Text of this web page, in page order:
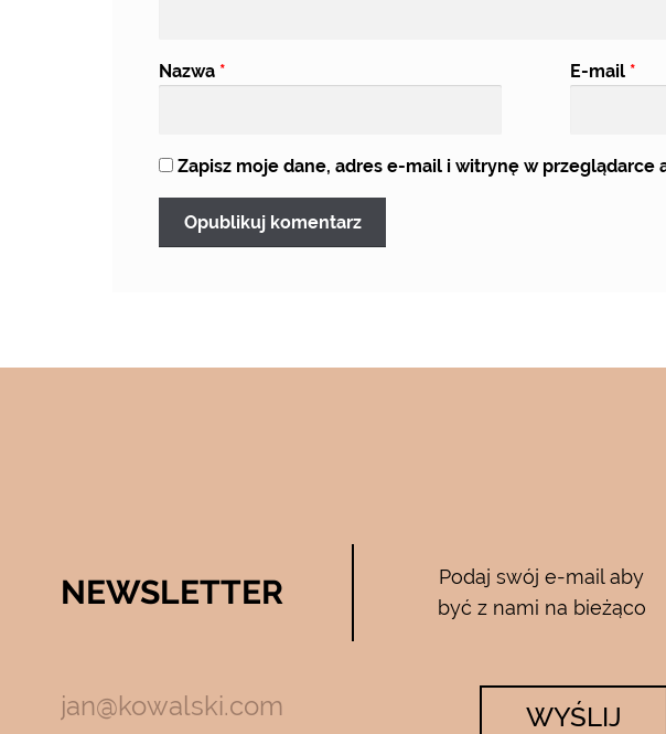
Nazwa * E-mail *
Zapisz moje dane, adres e-mail i witrynę w
NEWSLETTER
Podaj swój e-mail aby
być z nami na bieżąco
WYŚLIJ
05.04.2017
Używam całego zestawu ….maski , serum i kremu pod
roku…..Nie zamienię go na żaden inny krem…..dla mnie to
10…..Mam piękną gładką skórę ….Super na lato….makijaż